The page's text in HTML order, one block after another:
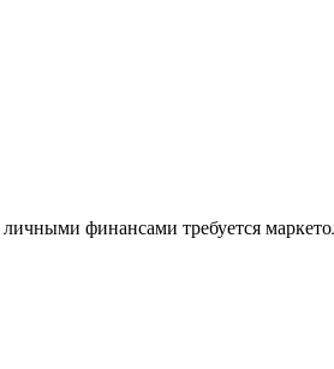
финансами требуется